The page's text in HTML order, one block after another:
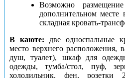
Возможно
дополнительном месте
складная кровать-
В каюте: две односпальные
место верхнего расположения,
душ, туалет), шкаф для
одежды, тумба/стол, пуф,
холодильник, фен,